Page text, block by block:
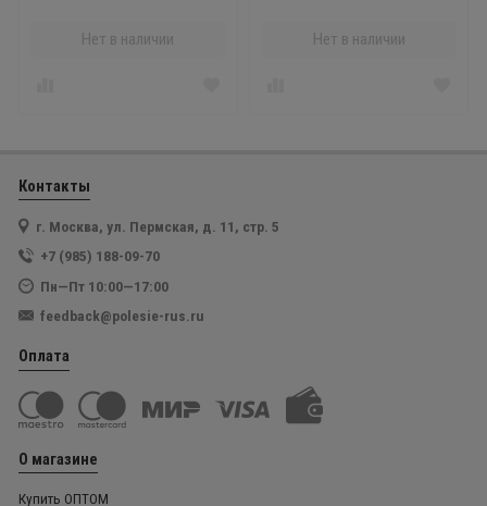
Нет в наличии Нет в наличии
Контакты
г. Москва, ул. Пермская, д. 11, стр. 5
+7 (985) 188-09-70
Пн—Пт 10:00—17:00
feedback@polesie-rus.ru
Оплата
О магазине
Купить ОПТОМ